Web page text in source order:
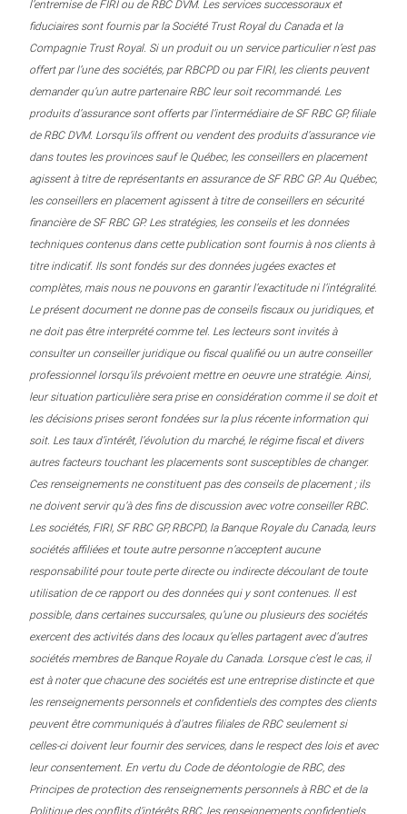
l’entremise de FIRI ou de RBC DVM. Les services successoraux et
fiduciaires sont fournis par la Société Trust Royal du Canada et la
Compagnie Trust Royal. Si un produit ou un service particulier n’est pas
offert par l’une des sociétés, par RBCPD ou par FIRI, les clients peuvent
demander qu’un autre partenaire RBC leur soit recommandé. Les
produits d’assurance sont offerts par l’intermédiaire de SF RBC GP, filiale
de RBC DVM. Lorsqu’ils offrent ou vendent des produits d’assurance vie
dans toutes les provinces sauf le Québec, les conseillers en placement
agissent à titre de représentants en assurance de SF RBC GP. Au Québec,
les conseillers en placement agissent à titre de conseillers en sécurité
financière de SF RBC GP. Les stratégies, les conseils et les données
techniques contenus dans cette publication sont fournis à nos clients à
titre indicatif. Ils sont fondés sur des données jugées exactes et
complètes, mais nous ne pouvons en garantir l’exactitude ni l’intégralité.
Le présent document ne donne pas de conseils fiscaux ou juridiques, et
ne doit pas être interprété comme tel. Les lecteurs sont invités à
consulter un conseiller juridique ou fiscal qualifié ou un autre conseiller
professionnel lorsqu’ils prévoient mettre en oeuvre une stratégie. Ainsi,
leur situation particulière sera prise en considération comme il se doit et
les décisions prises seront fondées sur la plus récente information qui
soit. Les taux d’intérêt, l’évolution du marché, le régime fiscal et divers
autres facteurs touchant les placements sont susceptibles de changer.
Ces renseignements ne constituent pas des conseils de placement ; ils
ne doivent servir qu’à des fins de discussion avec votre conseiller RBC.
Les sociétés, FIRI, SF RBC GP, RBCPD, la Banque Royale du Canada, leurs
sociétés affiliées et toute autre personne n’acceptent aucune
responsabilité pour toute perte directe ou indirecte découlant de toute
utilisation de ce rapport ou des données qui y sont contenues. Il est
possible, dans certaines succursales, qu’une ou plusieurs des sociétés
exercent des activités dans des locaux qu’elles partagent avec d’autres
sociétés membres de Banque Royale du Canada. Lorsque c’est le cas, il
est à noter que chacune des sociétés est une entreprise distincte et que
les renseignements personnels et confidentiels des comptes des clients
peuvent être communiqués à d’autres filiales de RBC seulement si
celles-ci doivent leur fournir des services, dans le respect des lois et avec
leur consentement. En vertu du Code de déontologie de RBC, des
Principes de protection des renseignements personnels à RBC et de la